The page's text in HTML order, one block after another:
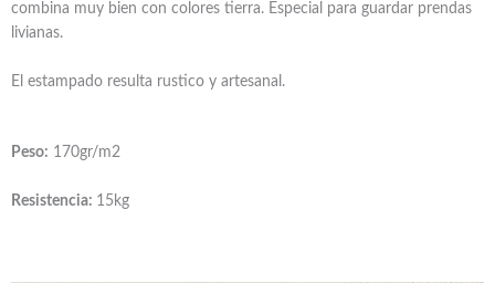
combina muy bien con colores tierra. Especial para guardar prendas
livianas.
El estampado resulta rustico y artesanal.
Peso: 170gr/m2
Resistencia: 15kg